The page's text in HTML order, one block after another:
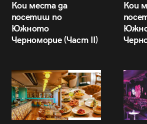
Кои места да
посетиш по
Южното
Черноморие (Част II)
Кои